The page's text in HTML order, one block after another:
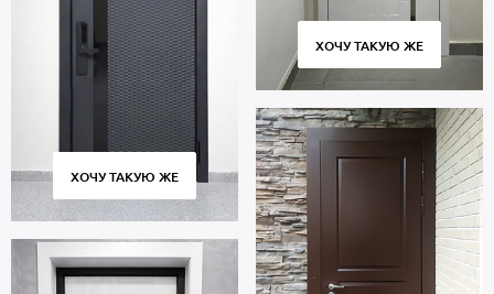
ХОЧУ ТАКУЮ ЖЕ
ХОЧУ ТАКУЮ ЖЕ